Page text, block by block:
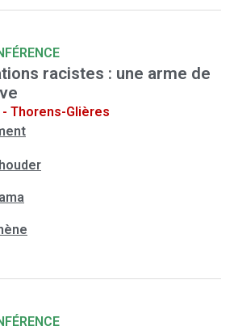
racistes : une arme de
- Thorens-Glières